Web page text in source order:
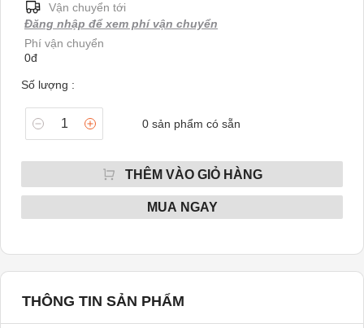
Vận chuyển tới
Đăng nhập để xem phí vận chuyển
Phí vận chuyển
0đ
Số lượng :
0 sản phẩm có sẵn
THÊM VÀO GIỎ HÀNG
MUA NGAY
THÔNG TIN SẢN PHẨM